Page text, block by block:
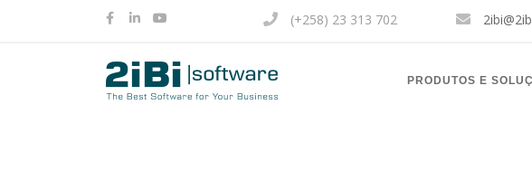
(+258) 23 313 702
PRODUTOS E